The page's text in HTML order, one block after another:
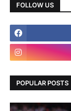
FOLLOW US
POPULAR POSTS